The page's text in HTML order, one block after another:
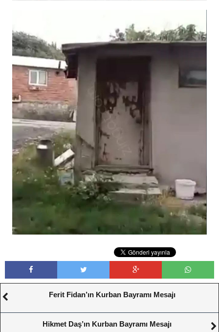
Ferit Fidan’ın Kurban Bayramı Mesajı
Hikmet Daş’ın Kurban Bayramı Mesajı